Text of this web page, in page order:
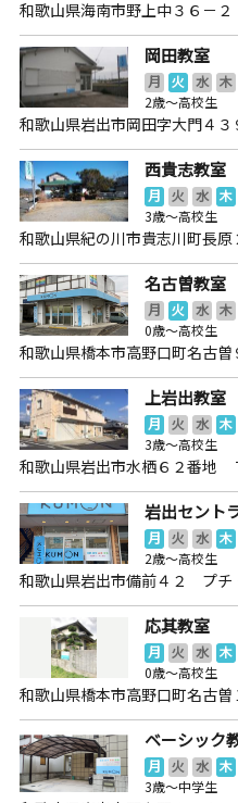
和歌山県海南市野上中３６－
岡田教室
月 火 水 木
2歳～高校生
和歌山県岩出市岡田字大門４３
西貴志教室
月 火 水 木
3歳～高校生
和歌山県紀の川市貴志川町長
名古曽教室
月 火 水 木
0歳～高校生
和歌山県橋本市高野口町名古曽
上岩出教室
月 火 水 木
3歳～高校生
和歌山県岩出市水栖６２番地
岩出セント
月 火 水 木
2歳～高校生
和歌山県岩出市備前４２ プ
応其教室
月 火 水 木
0歳～高校生
和歌山県橋本市高野口町名古曽
ベーシック
月 火 水 木
3歳～中学生